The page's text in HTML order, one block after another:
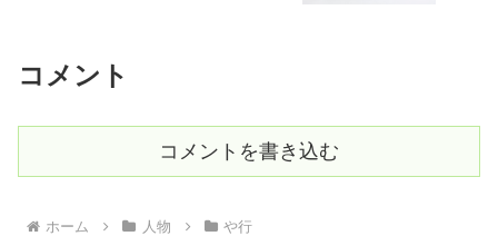
コメント
コメントを書き込む
ホーム 人物 や行